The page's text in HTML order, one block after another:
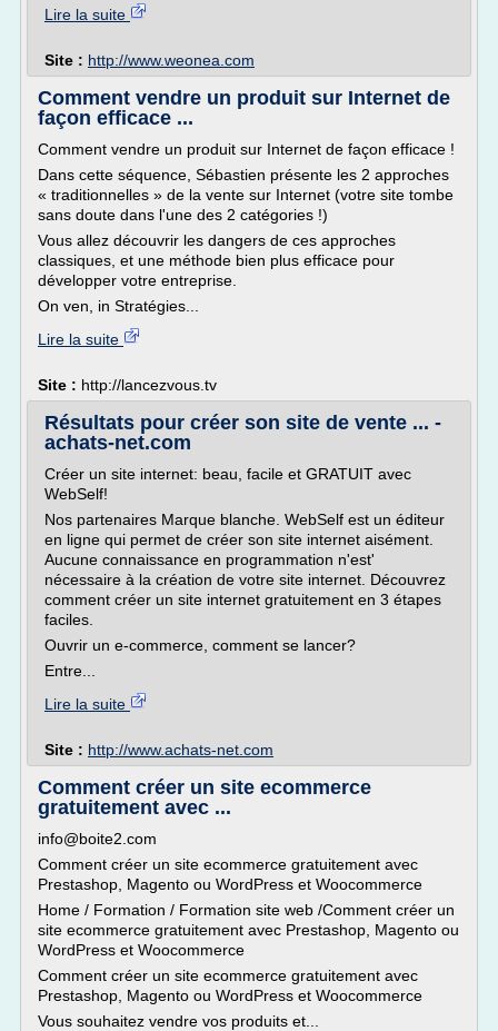
Lire la suite
Site : http://www.weonea.com
Comment vendre un produit sur Internet de
façon efficace ...
Comment vendre un produit sur Internet de façon efficace !
Dans cette séquence, Sébastien présente les 2 approches
« traditionnelles » de la vente sur Internet (votre site tombe
sans doute dans l'une des 2 catégories !)
Vous allez découvrir les dangers de ces approches
classiques, et une méthode bien plus efficace pour
développer votre entreprise.
On ven, in Stratégies...
Lire la suite
Site : http://lancezvous.tv
Résultats pour créer son site de vente ... -
achats-net.com
Créer un site internet: beau, facile et GRATUIT avec
WebSelf!
Nos partenaires Marque blanche. WebSelf est un éditeur
en ligne qui permet de créer son site internet aisément.
Aucune connaissance en programmation n'est'
nécessaire à la création de votre site internet. Découvrez
comment créer un site internet gratuitement en 3 étapes
faciles.
Ouvrir un e-commerce, comment se lancer?
Entre...
Lire la suite
Site : http://www.achats-net.com
Comment créer un site ecommerce
gratuitement avec ...
info@boite2.com
Comment créer un site ecommerce gratuitement avec
Prestashop, Magento ou WordPress et Woocommerce
Home / Formation / Formation site web /Comment créer un
site ecommerce gratuitement avec Prestashop, Magento ou
WordPress et Woocommerce
Comment créer un site ecommerce gratuitement avec
Prestashop, Magento ou WordPress et Woocommerce
Vous souhaitez vendre vos produits et...